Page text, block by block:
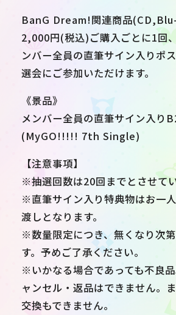
BanG Dream!関連商品
2,000円(税込)ご購入ごとに1回
ンバー全員の直筆サイン入りポ
選会にご参加いただけます。
《景品》
メンバー全員の直筆サイン入り
(MyGO!!!!! 7th Single)
【注意事項】
※抽選回数は20回までとさせてい
※直筆サイン入り特典物はお一
渡しとなります。
※数量限定につき、無くなり次
す。予めご了承ください。
※いかなる場合であっても不良
ャンセル・返品はできません。
交換もできません。